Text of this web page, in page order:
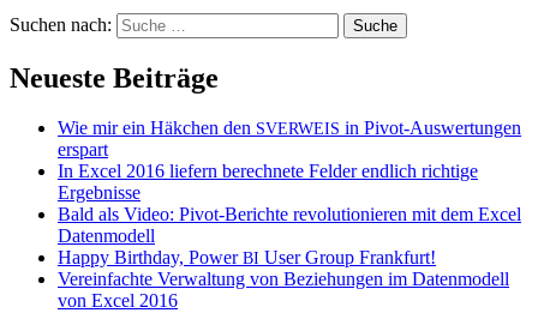
Suchen nach:
Neueste Beiträge
Wie mir ein Häkchen den SVERWEIS in Pivot-Auswertungen
erspart
In Excel 2016 liefern berechnete Felder endlich richtige
Ergebnisse
Bald als Video: Pivot-Berichte revolutionieren mit dem Excel
Datenmodell
Happy Birthday, PowerBI User Group Frankfurt!
Vereinfachte Verwaltung von Beziehungen im Datenmodell
von Excel 2016